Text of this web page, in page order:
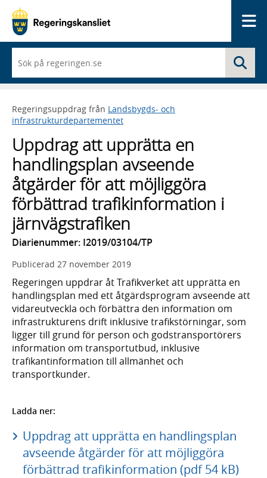
du
börjar
skriva
framträder
en
med
sökförslag
Regeringsuppdrag från Landsbygds- och
infrastrukturdepartementet
Uppdrag att upprätta en
handlingsplan avseende
åtgärder för att möjliggöra
förbättrad trafikinformation i
järnvägstrafiken
Diarienummer: I2019/03104/TP
Publicerad 27 november 2019
Regeringen uppdrar åt Trafikverket att upprätta en
handlingsplan med ett åtgärdsprogram avseende att
vidareutveckla och förbättra den information om
infrastrukturens drift inklusive trafikstörningar, som
ligger till grund för person och godstransportörers
information om transportutbud, inklusive
trafikantinformation till allmänhet och
transportkunder.
Ladda ner:
Uppdrag att upprätta en handlingsplan
avseende åtgärder för att möjliggöra
förbättrad trafikinformation (pdf 54 kB)